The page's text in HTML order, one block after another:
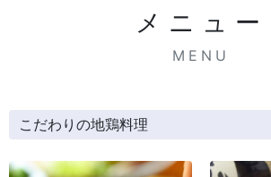
メニュー
MENU
こだわりの地鶏料理